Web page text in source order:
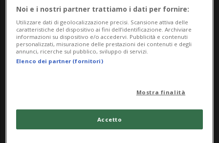
Possibile nuovo round di
negoziati Usa-Iran, ipotesi
Svizzera
Noi e i nostri partner trattiamo i dati per fornire:
Utilizzare dati di geolocalizzazione precisi. Scansione attiva delle
caratteristiche del dispositivo ai fini dell’identificazione. Archiviare
informazioni su dispositivo e/o accedervi. Pubblicità e contenuti
personalizzati, misurazione delle prestazioni dei contenuti e degli
annunci, ricerche sul pubblico, sviluppo di servizi.
Elenco dei partner (fornitori)
Mostra finalità
Accetto